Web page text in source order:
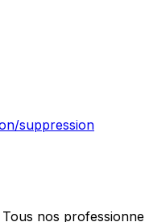
suppression
nos